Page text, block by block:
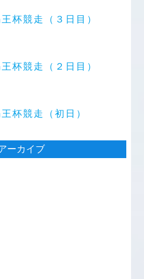
杯競走（３日目）
杯競走（２日目）
杯競走（初日）
ーカイブ